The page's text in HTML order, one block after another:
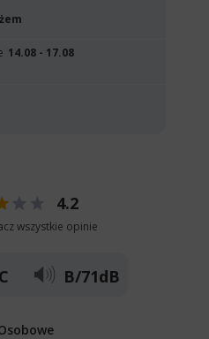
14.08 - 17.08
4.2
wszystkie opinie
C B/71dB